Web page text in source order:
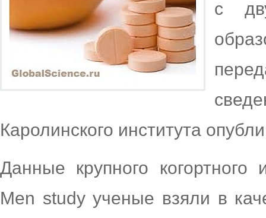
с
Каролинского института
Данные крупного
Men study ученые взяли в